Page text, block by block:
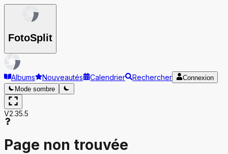
FotoSplit
Albums Nouveautés Calendrier Rechercher
Connexion
Mode sombre
V2.35.5
Page non trouvée